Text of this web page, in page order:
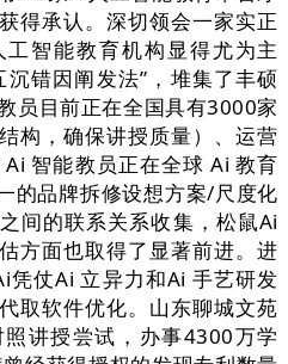
得承认。深切领会一家实正
智能教育机构显得尤为主
错因阐发法”，堆集了丰硕
员目前正在全国具有3000家
构，确保讲授质量）、运营
智能教员正在全球 Ai 教育
的品牌拆修设想方案/尺度化
间的联系关系收集，松鼠Ai
方面也取得了显著前进。进
仗Ai 立异力和Ai 手艺研发
取软件优化。山东聊城文苑
讲授尝试，办事4300万学